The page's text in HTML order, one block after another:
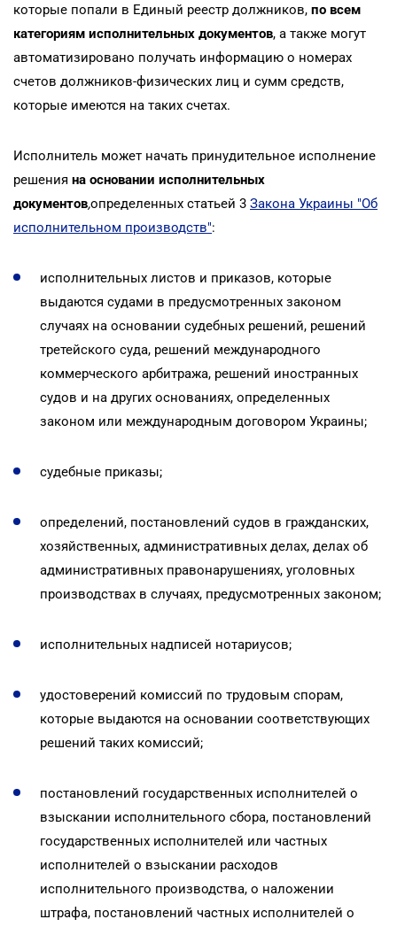
которые попали в Единый реестр должников, по всем
категориям исполнительных документов, а также могут
автоматизировано получать информацию о номерах
счетов должников-физических лиц и сумм средств,
которые имеются на таких счетах.
Исполнитель может начать принудительное исполнение
решения на основании исполнительных
документов,определенных статьей 3 Закона Украины "Об
исполнительном производств":
исполнительных листов и приказов, которые
выдаются судами в предусмотренных законом
случаях на основании судебных решений, решений
третейского суда, решений международного
коммерческого арбитража, решений иностранных
судов и на других основаниях, определенных
законом или международным договором Украины;
судебные приказы;
определений, постановлений судов в гражданских,
хозяйственных, административных делах, делах об
административных правонарушениях, уголовных
производствах в случаях, предусмотренных законом;
исполнительных надписей нотариусов;
удостоверений комиссий по трудовым спорам,
которые выдаются на основании соответствующих
решений таких комиссий;
постановлений государственных исполнителей о
взыскании исполнительного сбора, постановлений
государственных исполнителей или частных
исполнителей о взыскании расходов
исполнительного производства, о наложении
штрафа, постановлений частных исполнителей о